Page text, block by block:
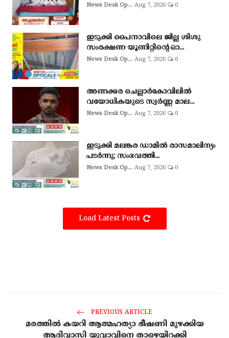
News Desk Op... Aug 7, 2026 0
ഇടുക്കി പൈനാവിലെ ജില്ല ശിശു
സംരക്ഷണ യൂണിറ്റിന്റെ ഓ...
News Desk Op... Aug 7, 2026 0
അണക്കര ചെല്ലാര്‍കോവിലില്‍
വയോധികയുടെ സ്വര്‍ണ്ണ മാല...
News Desk Op... Aug 7, 2026 0
ഇടുക്കി മലങ്കര ഡാമിൽ രാസമാലിന്യം
പടർന്നു; സംഭവത്തി...
News Desk Op... Aug 7, 2026 0
Load Latest Posts
PREVIOUS ARTICLE
മരത്തിൽ കയറി ആത്മഹത്യാ ഭീഷണി മുഴക്കിയ
ആദിവാസി യുവാവിനെ താഴെയിറക്കി